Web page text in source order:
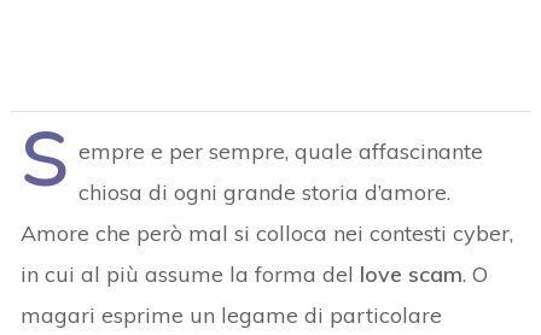
S empre e per sempre, quale affascinante
chiosa di ogni grande storia d’amore.
Amore che però mal si colloca nei contesti cyber,
in cui al più assume la forma del love scam. O
magari esprime un legame di particolare